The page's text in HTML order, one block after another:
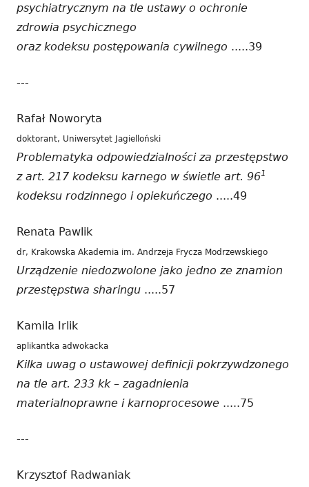
psychiatrycznym na tle ustawy o ochronie
zdrowia psychicznego
oraz kodeksu postępowania cywilnego .....39
---
Rafał Noworyta
doktorant, Uniwersytet Jagielloński
Problematyka odpowiedzialności za przestępstwo
z art. 217 kodeksu karnego w świetle art. 961
kodeksu rodzinnego i opiekuńczego .....49
Renata Pawlik
dr, Krakowska Akademia im. Andrzeja Frycza Modrzewskiego
Urządzenie niedozwolone jako jedno ze znamion
przestępstwa sharingu .....57
Kamila Irlik
aplikantka adwokacka
Kilka uwag o ustawowej definicji pokrzywdzonego
na tle art. 233 kk – zagadnienia
materialnoprawne i karnoprocesowe .....75
---
Krzysztof Radwaniak